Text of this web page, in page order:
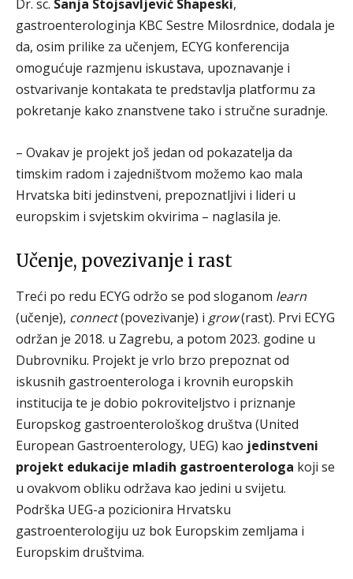
Dr. sc. Sanja Stojsavljević Shapeski,
gastroenterologinja KBC Sestre Milosrdnice, dodala je
da, osim prilike za učenjem, ECYG konferencija
omogućuje razmjenu iskustava, upoznavanje i
ostvarivanje kontakata te predstavlja platformu za
pokretanje kako znanstvene tako i stručne suradnje.
– Ovakav je projekt još jedan od pokazatelja da
timskim radom i zajedništvom možemo kao mala
Hrvatska biti jedinstveni, prepoznatljivi i lideri u
europskim i svjetskim okvirima – naglasila je.
Učenje, povezivanje i rast
Treći po redu ECYG održo se pod sloganom learn
(učenje), connect(povezivanje) i grow(rast). Prvi ECYG
održan je 2018. u Zagrebu, a potom 2023. godine u
Dubrovniku. Projekt je vrlo brzo prepoznat od
iskusnih gastroenterologa i krovnih europskih
institucija te je dobio pokroviteljstvo i priznanje
Europskog gastroenterološkog društva (United
European Gastroenterology, UEG) kao jedinstveni
projekt edukacije mladih gastroenterologa koji se
u ovakvom obliku održava kao jedini u svijetu.
Podrška UEG-a pozicionira Hrvatsku
gastroenterologiju uz bok Europskim zemljama i
Europskim društvima.